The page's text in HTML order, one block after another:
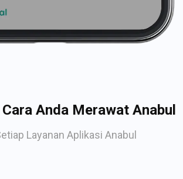
Anda Merawat Anabul
Layanan Aplikasi Anabul